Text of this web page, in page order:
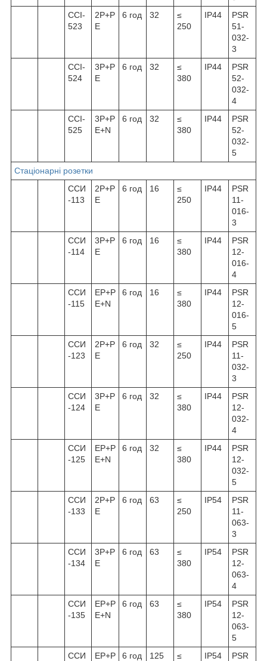
ССІ-
523
2P+P
E
6 год 32
≤
250
IP44
PSR
51-
032-
3
ССІ-
524
3P+P
E
6 год 32
≤
380
IP44
PSR
52-
032-
4
ССІ-
525
3P+P
E+N
6 год 32
≤
380
IP44
PSR
52-
032-
5
Стаціонарні розетки
ССИ
-113
2Р+Р
Е
6 год 16
≤
250
IP44
PSR
11-
016-
3
ССИ
-114
3Р+Р
Е
6 год 16
≤
380
IP44
PSR
12-
016-
4
ССИ
-115
ЕР+Р
Е+N
6 год 16
≤
380
IP44
PSR
12-
016-
5
ССИ
-123
2Р+Р
Е
6 год 32
≤
250
IP44
PSR
11-
032-
3
ССИ
-124
3Р+Р
Е
6 год 32
≤
380
IP44
PSR
12-
032-
4
ССИ
-125
ЕР+Р
Е+N
6 год 32
≤
380
IP44
PSR
12-
032-
5
ССИ
-133
2P+P
E
6 год 63
≤
250
IP54
PSR
11-
063-
3
ССИ
-134
3Р+Р
Е
6 год 63
≤
380
IP54
PSR
12-
063-
4
ССИ
-135
ЕР+Р
Е+N
6 год 63
≤
380
IP54
PSR
12-
063-
5
ССИ
ЕР+Р
6 год 125
≤
IP54
PSR